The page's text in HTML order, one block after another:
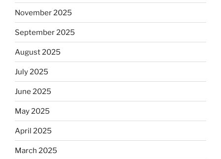
November 2025
September 2025
August 2025
July 2025
June 2025
May 2025
April 2025
March 2025